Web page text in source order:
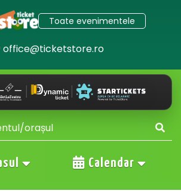
Toate evenimentele
office@ticketstore.ro
Calendar